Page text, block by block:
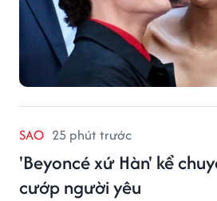
SAO 25 phút trước
'Beyoncé xứ Hàn' kể
cướp người yêu